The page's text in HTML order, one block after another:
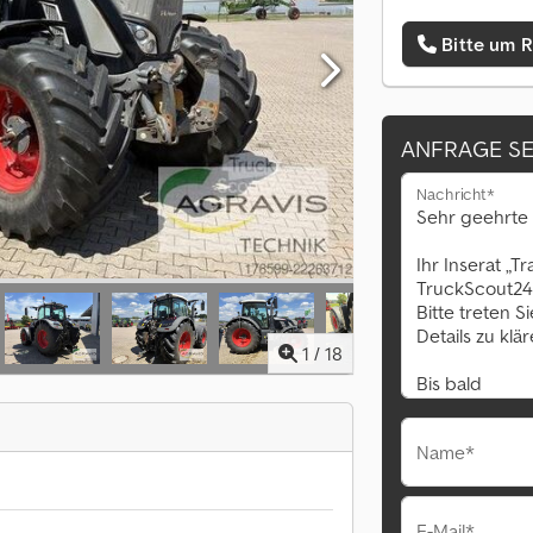
1 / 18
Bitte um
ANFRAGE
Nachricht*
Name*